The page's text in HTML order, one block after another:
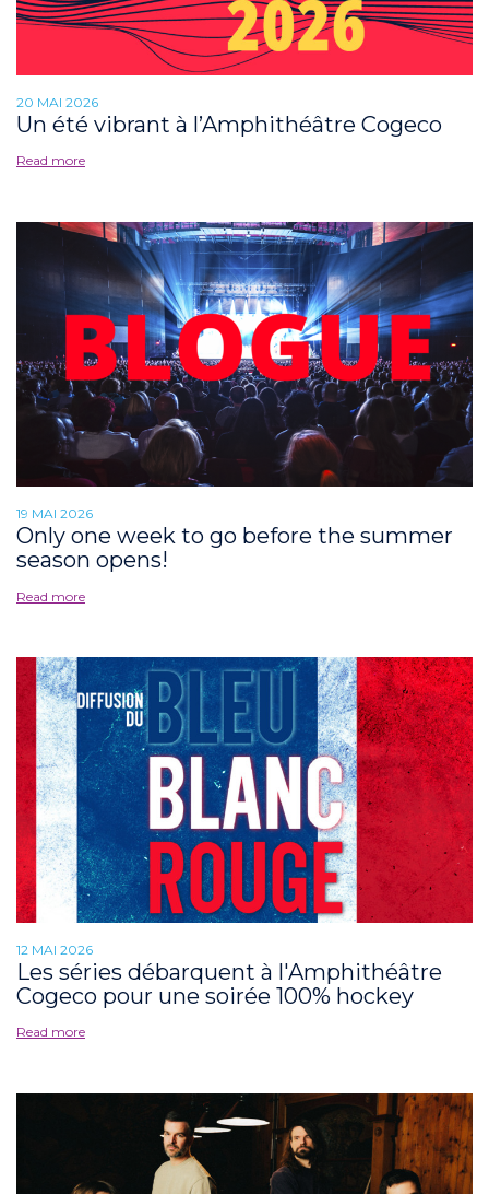
20 MAI 2026
Un été vibrant à l’Amphithéâtre Cogeco
Read more
19 MAI 2026
Only one week to go before the summer
season opens!
Read more
12 MAI 2026
Les séries débarquent à l'Amphithéâtre
Cogeco pour une soirée 100% hockey
Read more